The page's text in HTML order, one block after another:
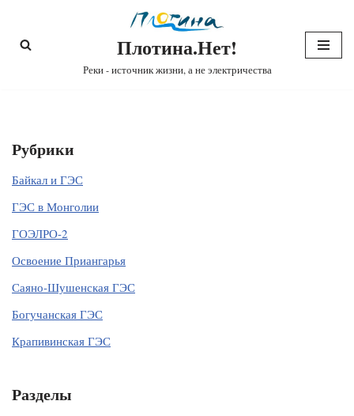
Перейти
Плотина.Нет!
Реки - источник жизни, а не электричества
Рубрики
Байкал и ГЭС
ГЭС в Монголии
ГОЭЛРО-2
Освоение Приангарья
Саяно-Шушенская ГЭС
Богучанская ГЭС
Крапивинская ГЭС
Разделы